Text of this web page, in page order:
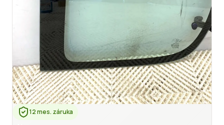
12 mes. záruka